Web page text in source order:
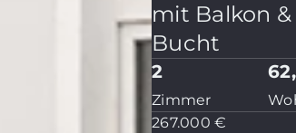
mit Balkon
Bucht
2
Zimmer
267.000 €